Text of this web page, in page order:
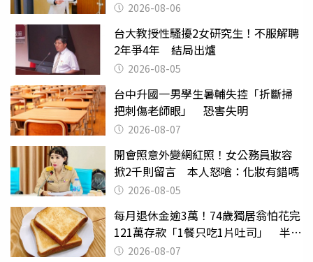
2026-08-06
台大教授性騷擾2女研究生！不服解聘
2年爭4年 結局出爐
2026-08-05
台中升國一男學生暑輔失控「折斷掃
把刺傷老師眼」 恐害失明
2026-08-07
開會照意外變網紅照！女公務員妝容
掀2千則留言 本人怒嗆：化妝有錯嗎
2026-08-05
每月退休金逾3萬！74歲獨居翁怕花完
121萬存款「1餐只吃1片吐司」 半年
後暴瘦嚇壞女兒
2026-08-07